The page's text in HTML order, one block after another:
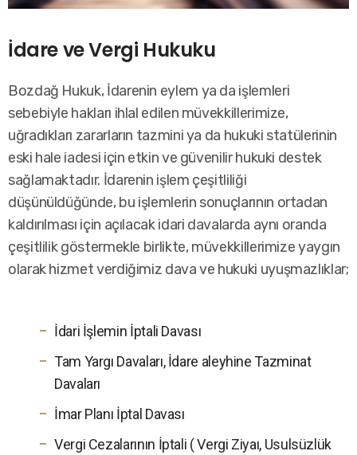
İdare ve Vergi Hukuku
Bozdağ Hukuk, İdarenin eylem ya da işlemleri
sebebiyle hakları ihlal edilen müvekkillerimize,
uğradıkları zararların tazmini ya da hukuki statülerinin
eski hale iadesi için etkin ve güvenilir hukuki destek
sağlamaktadır. İdarenin işlem çeşitliliği
düşünüldüğünde, bu işlemlerin sonuçlarının ortadan
kaldırılması için açılacak idari davalarda aynı oranda
çeşitlilik göstermekle birlikte, müvekkillerimize yaygın
olarak hizmet verdiğimiz dava ve hukuki uyuşmazlıklar;
İdari İşlemin İptali Davası
Tam Yargı Davaları, İdare aleyhine Tazminat
Davaları
İmar Planı İptal Davası
Vergi Cezalarının İptali ( Vergi Ziyaı, Usulsüzlük